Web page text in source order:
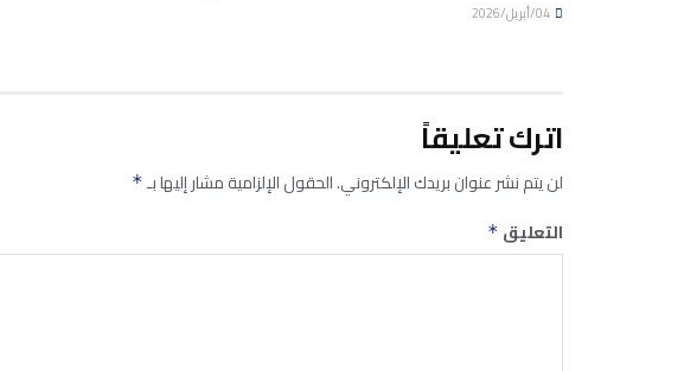
اترك تعليقاً
لن يتم نشر عنوان بريدك الإلكتروني.الحقول الإلزامية مشار إليها بـ*
التعليق *